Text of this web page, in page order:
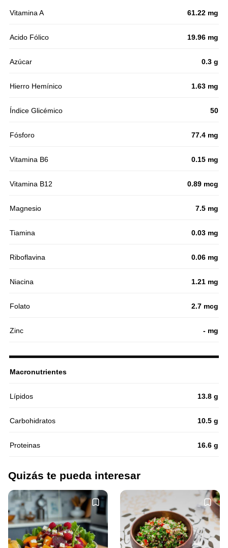
Vitamina A 61.22 mg
Acido Fólico 19.96 mg
Azúcar 0.3 g
Hierro Hemínico 1.63 mg
Índice Glicémico 50
Fósforo 77.4 mg
Vitamina B6 0.15 mg
Vitamina B12 0.89 mcg
Magnesio 7.5 mg
Tiamina 0.03 mg
Riboflavina 0.06 mg
Niacina 1.21 mg
Folato 2.7 mcg
Zinc - mg
Macronutrientes
Lípidos 13.8 g
Carbohidratos 10.5 g
Proteinas 16.6 g
Quizás te pueda interesar